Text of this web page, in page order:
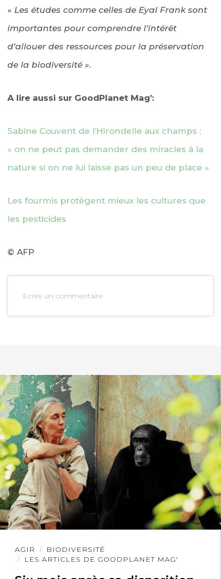
« Les études comme celles de Eyal Frank sont
importantes pour comprendre l’intérêt
d’allouer des ressources pour la préservation
de la biodiversité ».
A lire aussi sur GoodPlanet Mag’:
Sabine Couvent de l’Hirondelle aux champs :
« on ne peut pas demander des miracles à la
nature si on ne lui laisse pas un peu de place »
Les fourmis protègent mieux les cultures que
les pesticides
© AFP
Ecrire un commentaire
AGIR
BIODIVERSITÉ
LES ARTICLES DE GOODPLANET MAG'
Lire
l'article